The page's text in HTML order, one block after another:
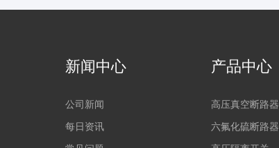
新闻中心
公司新闻
每日资讯
产品中心
高压真空断路器
六氟化硫断路器